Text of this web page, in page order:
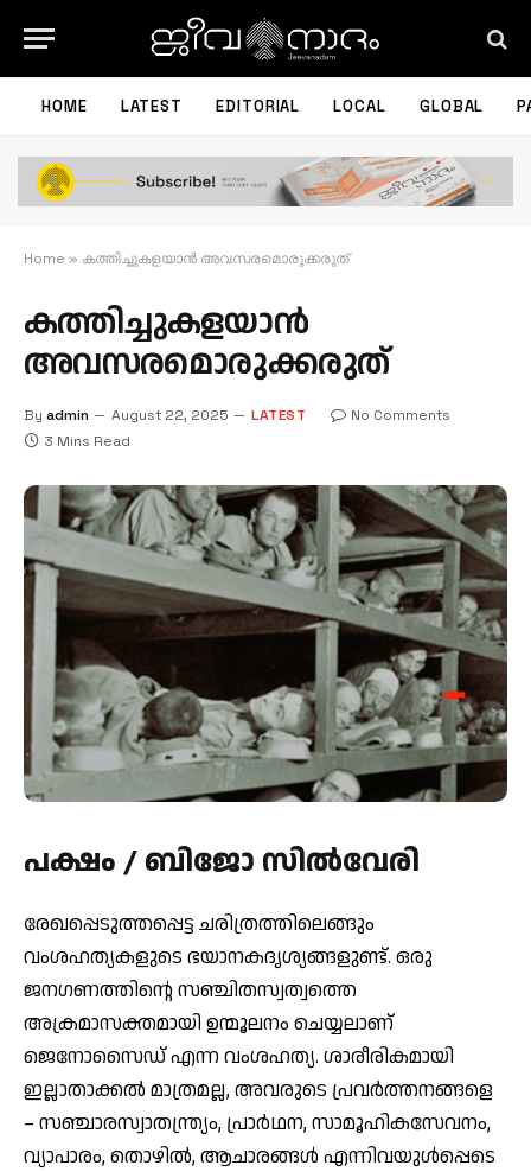
HOME LATEST EDITORIAL LOCAL GLOBAL
Home » കത്തിച്ചുകളയാന്‍ അവസരമൊരുക്കരുത്
കത്തിച്ചുകളയാന്‍
അവസരമൊരുക്കരുത്
By admin August 22, 2025 LATEST
No Comments
3 Mins Read
പക്ഷം / ബിജോ സില്‍വേരി
രേഖപ്പെടുത്തപ്പെട്ട ചരിത്രത്തിലെങ്ങും
വംശഹത്യകളുടെ ഭയാനകദൃശ്യങ്ങളുണ്ട്. ഒരു
ജനഗണത്തിന്റെ സഞ്ചിതസ്വത്വത്തെ
അക്രമാസക്തമായി ഉന്മൂലനം ചെയ്യലാണ്
ജെനോസൈഡ് എന്ന വംശഹത്യ. ശാരീരികമായി
ഇല്ലാതാക്കല്‍ മാത്രമല്ല, അവരുടെ പ്രവര്‍ത്തനങ്ങളെ
– സഞ്ചാരസ്വാതന്ത്ര്യം, പ്രാര്‍ഥന, സാമൂഹികസേവനം,
വ്യാപാരം, തൊഴില്‍, ആചാരങ്ങള്‍ എന്നിവയുള്‍പ്പെടെ